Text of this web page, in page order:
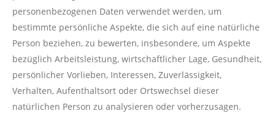
personenbezogenen Daten verwendet werden, um
bestimmte persönliche Aspekte, die sich auf eine natürliche
Person beziehen, zu bewerten, insbesondere, um Aspekte
bezüglich Arbeitsleistung, wirtschaftlicher Lage, Gesundheit,
persönlicher Vorlieben, Interessen, Zuverlässigkeit,
Verhalten, Aufenthaltsort oder Ortswechsel dieser
natürlichen Person zu analysieren oder vorherzusagen.